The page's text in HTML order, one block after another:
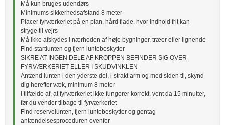
Må kun bruges udendørs
Minimums sikkerhedsafstand 8 meter
Placer fyrværkeriet på en plan, hård flade, hvor indhold frit kan
stryge til vejrs
Må ikke afskydes i nærheden af høje bygninger, træer eller lignende
Find startlunten og fjern luntebeskytter
SIKRE AT INGEN DELE AF KROPPEN BEFINDER SIG OVER
FYRVÆRKERIET ELLER I SKUDVINKLEN
Antænd lunten i den yderste del, i strakt arm og med siden til, skynd
dig herefter væk, minimum 8 meter
I tilfælde af, at fyrværkeriet ikke fungerer korrekt, vent da 15 minutter,
før du vender tilbage til fyrværkeriet
Find reservelunten, fjern luntebeskytter og gentag
antændelsesproceduren ovenfor